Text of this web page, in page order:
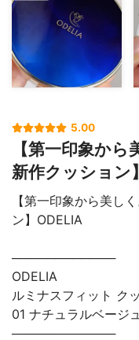
5.00
【第一印象か
新作クッション
【第一印象から美し
ン】ODELIA
────────────
ODELIA
ルミナスフィット ク
01 ナチュラルベージ
────────────